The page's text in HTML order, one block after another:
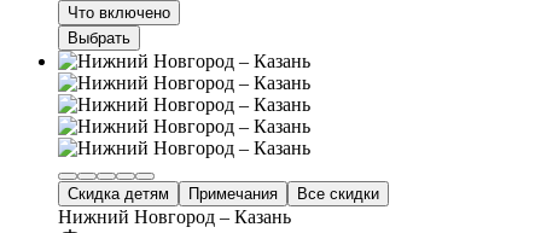
Что включено
Выбрать
Скидка детям Примечания Все скидки
Нижний Новгород – Казань